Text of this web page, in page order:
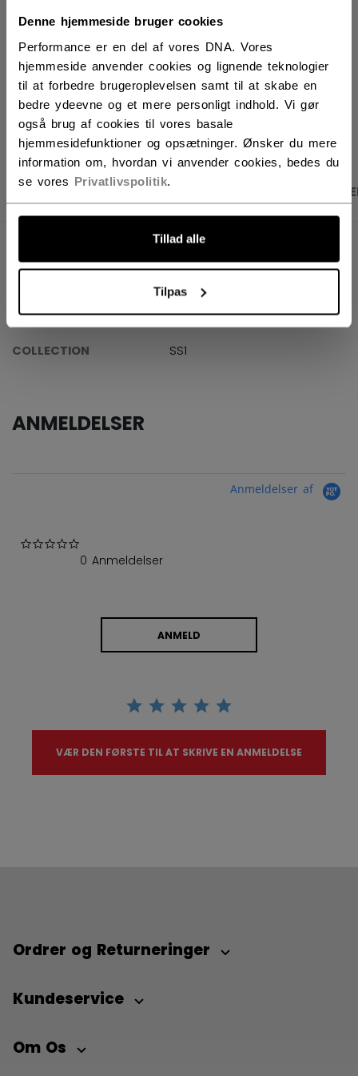
Denne hjemmeside bruger cookies
Performance er en del af vores DNA. Vores
hjemmeside anvender cookies og lignende teknologier
til at forbedre brugeroplevelsen samt til at skabe en
bedre ydeevne og et mere personligt indhold. Vi gør
også brug af cookies til vores basale
hjemmesidefunktioner og opsætninger. Ønsker du mere
information om, hvordan vi anvender cookies, bedes du
se vores Privatlivspolitik
Tillad alle
Tilpas
Leveringsvilkår Gratis retur
ÅBN SOCIALE
PRODUKTBILLEDER
SPECIFIKATIONER
OSS61A-AD
AGE GROUP
Adult
COLLECTION
SS1
ANMELDELSER
Anmeldelser af
0 Anmeldelser
ANMELD
VÆR DEN FØRSTE TIL AT SKRIVE EN ANMELDELSE
Ordrer og Returneringer
Kundeservice
Om Os